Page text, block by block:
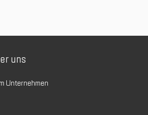
uns
Unternehmen